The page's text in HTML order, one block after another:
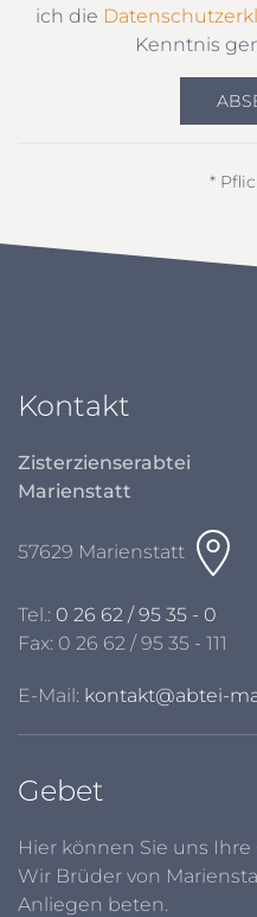
ich die
Kenntnis
*
Kontakt
Zisterzienserabtei
Marienstatt
57629 Marienstatt
Tel.: 0 26 62 / 95 35 - 0
Fax: 0 26 62 / 95 35 - 111
E-Mail: kontakt@abtei-
Gebet
Hier können Sie uns
Wir Brüder von
Anliegen beten.